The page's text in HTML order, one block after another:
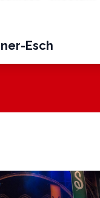
Esch